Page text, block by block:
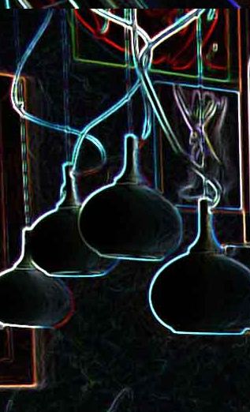
Tarte amandine
Baguette à la raclette, à la
roquette et aux graines de
courge